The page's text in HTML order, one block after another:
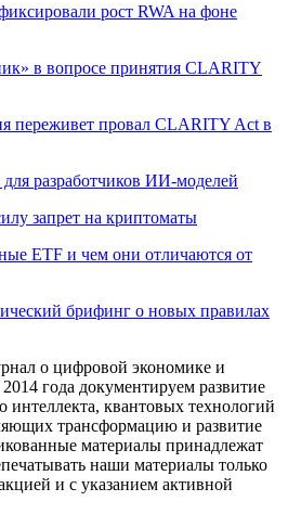
рост RWA на фоне
в вопросе принятия CLARITY
переживет провал CLARITY Act в
разработчиков ИИ-моделей
запрет на криптоматы
ETF и чем они отличаются от
брифинг о новых правилах
о цифровой экономике и
года документируем развитие
интеллекта, квантовых технологий
трансформацию и развитие
материалы принадлежат
наши материалы только
и с указанием активной